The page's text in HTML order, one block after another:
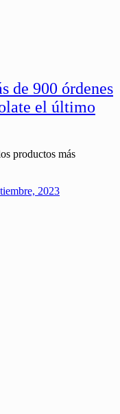
de 900 órdenes
el último
productos más
2023